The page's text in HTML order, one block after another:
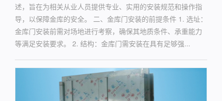
述，旨在为相关从业人员提供专业、实用的安装规范和操作指
导，以保障金库的安全。 二、金库门安装的前提条件 1. 选址：
金库门安装前需对场地进行考察，确保其地质条件、承重能力
等满足安装要求。 2. 结构：金库门需安装在具有足够强...